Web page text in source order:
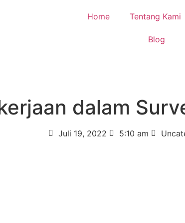
Home Tentang Kami
Blog
dalam
Juli 19, 2022 5:10 am